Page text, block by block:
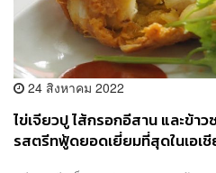
24 สิงหาคม 2022
ไข่เจียวปู ไส้กรอกอีสาน และข้า
รสตรีทฟู้ดยอดเยี่ยมที่สุดในเอเชี